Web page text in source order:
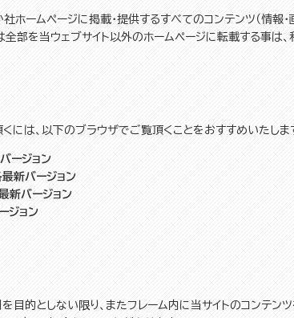
ホームページに掲載・提供するすべてのコンテンツ（情報
部を当ウェブサイト以外のホームページに転載する事は
には、以下のブラウザでご覧頂くことをおすすめいたしま
ージョン
新バージョン
バージョン
ョン
目的としない限り、またフレーム内に当サイトのコンテ